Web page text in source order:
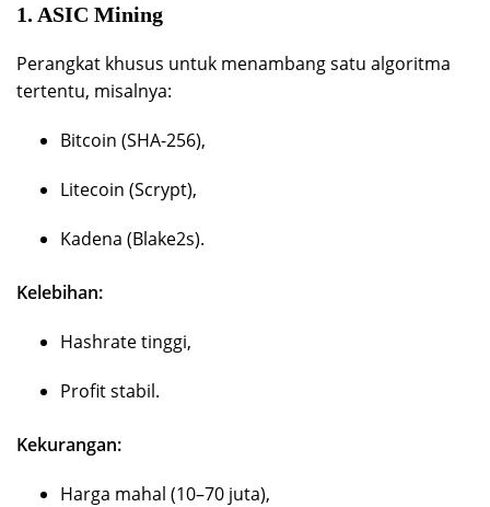
1. ASIC Mining
Perangkat khusus untuk menambang satu algoritma
tertentu, misalnya:
Bitcoin (SHA-256),
Litecoin (Scrypt),
Kadena (Blake2s).
Kelebihan:
Hashrate tinggi,
Profit stabil.
Kekurangan:
Harga mahal (10–70 juta),